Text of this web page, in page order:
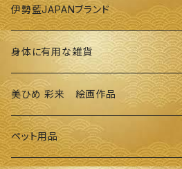
伊勢藍JAPANブランド
身体に有用な雑貨
美ひめ 彩来 絵画作品
ペット用品